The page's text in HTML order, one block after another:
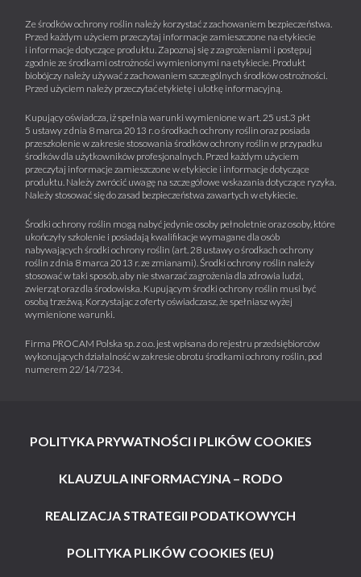
Ze środków ochrony roślin należy korzystać z zachowaniem bezpieczeństwa.
Przed każdym użyciem przeczytaj informacje zamieszczone na etykiecie
i informacje dotyczące produktu. Zapoznaj się z zagrożeniami i postępuj
zgodnie ze środkami ostrożności wymienionymi na etykiecie. Produkt
biobójczy należy używać z zachowaniem szczególnych środków ostrożności.
Przed użyciem należy przeczytać etykietę i ulotkę informacyjną.
Kupujący oświadcza, iż spełnia warunki wymienione w art. 25 ust.3 pkt
5 ustawy z dnia 8 marca 2013 r. o środkach ochrony roślin oraz posiada
przeszkolenie w zakresie stosowania środków ochrony roślin w przypadku
środków dla użytkowników profesjonalnych. Przed każdym użyciem
przeczytaj informacje zamieszczone w etykiecie i informacje dotyczące
produktu. Należy zwrócić uwagę na szczegółowe wskazania dotyczące ryzyka.
Należy stosować się do zasad bezpieczeństwa zawartych w etykiecie.
Środki ochrony roślin mogą nabyć jedynie osoby pełnoletnie oraz osoby, które
ukończyły szkolenie i posiadają kwalifikacje wymagane dla osób
nabywających środki ochrony roślin (art. 28 ustawy o środkach ochrony
roślin z dnia 8 marca 2013 r. ze zmianami). Środki ochrony roślin należy
stosować w taki sposób, aby nie stwarzać zagrożenia dla zdrowia ludzi,
zwierząt oraz dla środowiska. Kupującym środki ochrony roślin musi być
osobą trzeźwą. Korzystając z oferty oświadczasz, że spełniasz wyżej
wymienione warunki.
Firma PROCAM Polska sp. z o.o. jest wpisana do rejestru przedsiębiorców
wykonujących działalność w zakresie obrotu środkami ochrony roślin, pod
numerem 22/14/7234.
POLITYKA PRYWATNOŚCI I PLIKÓW COOKIES
KLAUZULA INFORMACYJNA – RODO
REALIZACJA STRATEGII PODATKOWYCH
POLITYKA PLIKÓW COOKIES (EU)